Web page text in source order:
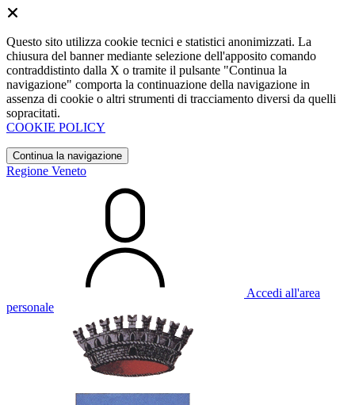
Questo sito utilizza cookie tecnici e statistici anonimizzati. La
chiusura del banner mediante selezione dell'apposito comando
contraddistinto dalla X o tramite il pulsante "Continua la
navigazione" comporta la continuazione della navigazione in
assenza di cookie o altri strumenti di tracciamento diversi da quelli
sopracitati.
COOKIE POLICY
Continua la navigazione
Regione Veneto
Accedi all'area
personale